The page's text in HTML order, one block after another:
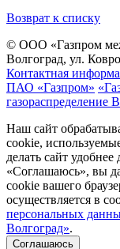
Возврат к списку
© ООО «Газпром
Волгоград, ул.
Контактная
ПАО «Газпром»
газораспределение
Наш сайт
cookie,
делать сайт
«Соглашаюсь», вы
cookie вашего
осуществляется в
персональных
Волгоград».
Соглашаюсь